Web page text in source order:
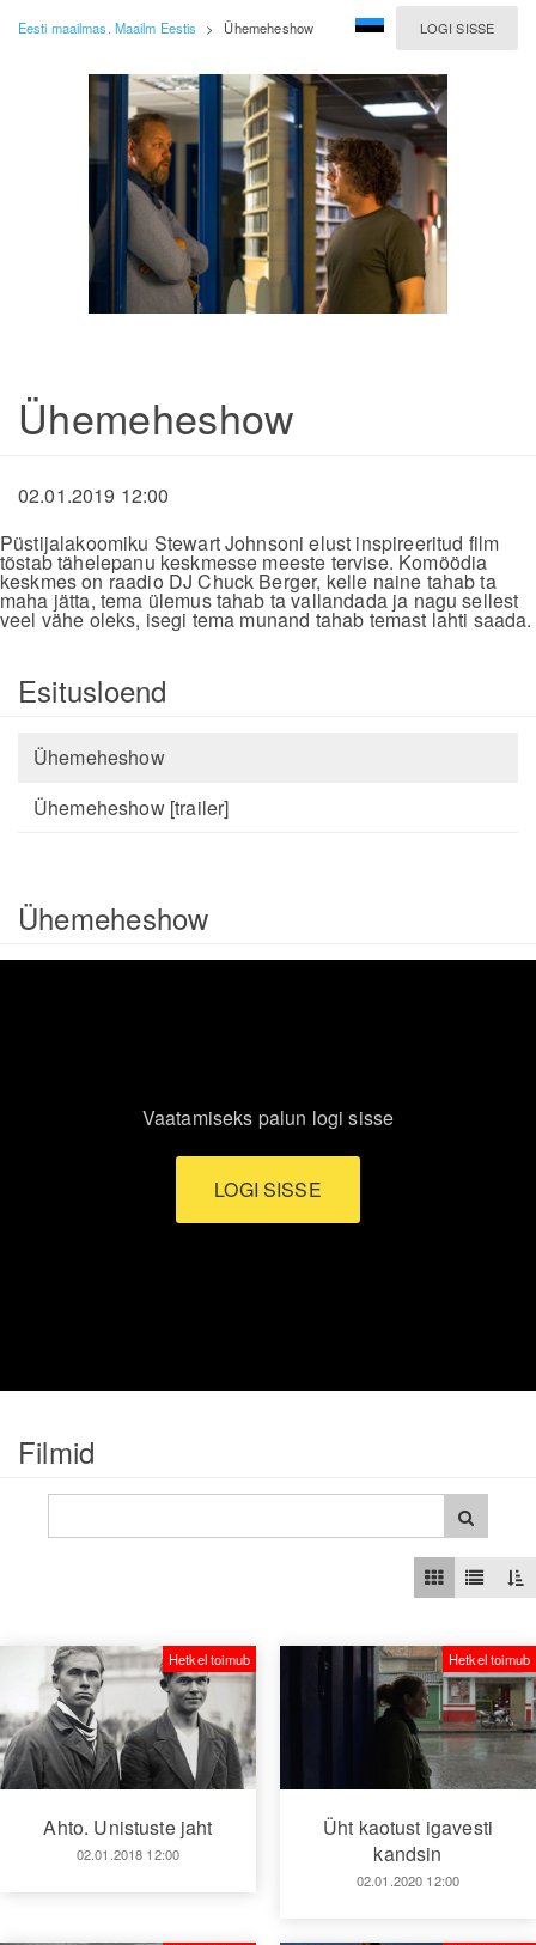
LOGI SISSE
Eesti maailmas. Maailm Eestis > Ühemeheshow
Ühemeheshow
02.01.2019 12:00
Püstijalakoomiku Stewart Johnsoni elust inspireeritud film
tõstab tähelepanu keskmesse meeste tervise. Komöödia
keskmes on raadio DJ Chuck Berger, kelle naine tahab ta
maha jätta, tema ülemus tahab ta vallandada ja nagu sellest
veel vähe oleks, isegi tema munand tahab temast lahti saada.
Esitusloend
Ühemeheshow
Ühemeheshow [trailer]
Ühemeheshow
Vaatamiseks palun logi sisse
LOGI SISSE
Filmid
Ahto. Unistuste jaht
02.01.2018 12:00
Hetkel toimub
Üht kaotust igavesti
kandsin
02.01.2020 12:00
Hetkel toimub